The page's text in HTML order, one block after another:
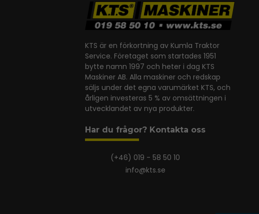
KTS är en förkortning av Kumla Traktor
Service. Företaget som startades 1951
bytte namn 1997 och heter i dag KTS
Maskiner AB. Alla maskiner och redskap
säljs under det egna varumärket KTS, och
årligen investeras 5 % av omsättningen i
utvecklandet av nya produkter.
Har du frågor? Kontakta oss
(+46) 019 - 58 50 10
info@kts.se